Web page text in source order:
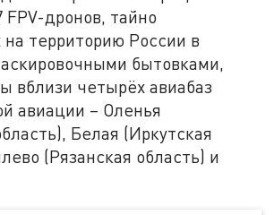
дронов, тайно
территорию России в
бытовками,
вблизи четырёх авиабаз
авиации – Оленья
Белая (Иркутская
(Рязанская область) и